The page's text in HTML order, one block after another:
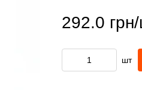
292.0
шт